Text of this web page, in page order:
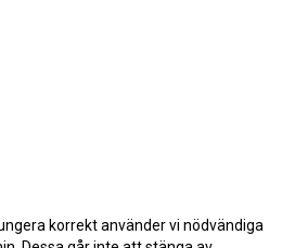
korrekt använder vi nödvändiga